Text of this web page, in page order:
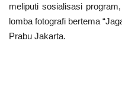
meliputi sosialisasi
lomba fotografi bertema
Prabu Jakarta.